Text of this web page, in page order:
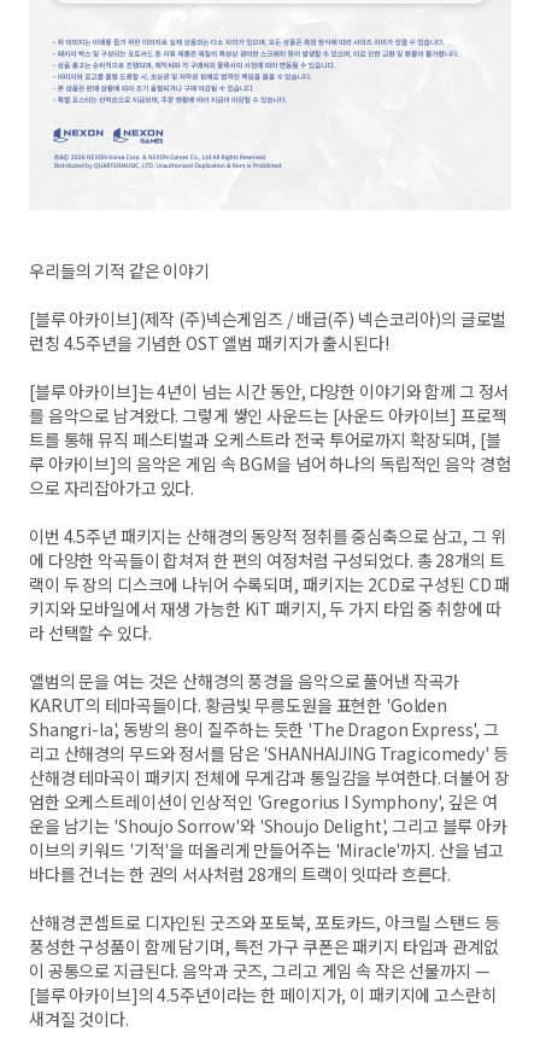
우리들의 기적 같은 이야기
[블루 아카이브](제작 (주)넥슨게임즈 / 배급(주) 넥슨코리아)의 글로벌
런칭 4.5주년을 기념한 OST 앨범 패키지가 출시된다!
[블루 아카이브]는 4년이 넘는 시간 동안, 다양한 이야기와 함께 그 정서
를 음악으로 남겨왔다. 그렇게 쌓인 사운드는 [사운드 아카이브] 프로젝
트를 통해 뮤직 페스티벌과 오케스트라 전국 투어로까지 확장되며, [블
루 아카이브]의 음악은 게임 속 BGM을 넘어 하나의 독립적인 음악 경험
으로 자리잡아가고 있다.
이번 4.5주년 패키지는 산해경의 동양적 정취를 중심축으로 삼고, 그 위
에 다양한 악곡들이 합쳐져 한 편의 여정처럼 구성되었다. 총 28개의 트
랙이 두 장의 디스크에 나뉘어 수록되며, 패키지는 2CD로 구성된 CD 패
키지와 모바일에서 재생 가능한 KiT 패키지, 두 가지 타입 중 취향에 따
라 선택할 수 있다.
앨범의 문을 여는 것은 산해경의 풍경을 음악으로 풀어낸 작곡가
KARUT의 테마곡들이다. 황금빛 무릉도원을 표현한 'Golden
Shangri-la', 동방의 용이 질주하는 듯한 'The Dragon Express', 그
리고 산해경의 무드와 정서를 담은 'SHANHAIJING Tragicomedy' 등
산해경 테마곡이 패키지 전체에 무게감과 통일감을 부여한다. 더불어 장
엄한 오케스트레이션이 인상적인 'Gregorius I Symphony', 깊은 여
운을 남기는 'Shoujo Sorrow'와 'Shoujo Delight', 그리고 블루 아카
이브의 키워드 '기적'을 떠올리게 만들어주는 'Miracle'까지. 산을 넘고
바다를 건너는 한 권의 서사처럼 28개의 트랙이 잇따라 흐른다.
산해경 콘셉트로 디자인된 굿즈와 포토북, 포토카드, 아크릴 스탠드 등
풍성한 구성품이 함께 담기며, 특전 가구 쿠폰은 패키지 타입과 관계없
이 공통으로 지급된다. 음악과 굿즈, 그리고 게임 속 작은 선물까지 —
[블루 아카이브]의 4.5주년이라는 한 페이지가, 이 패키지에 고스란히
새겨질 것이다.